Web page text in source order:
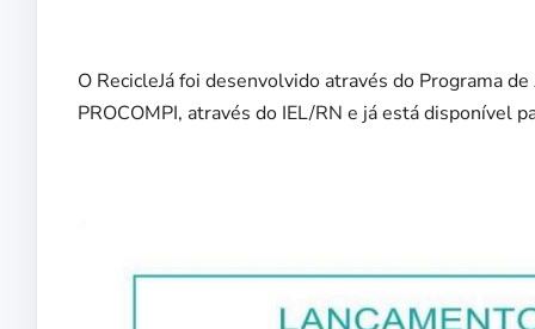
O RecicleJá foi desenvolvido através do Programa
PROCOMPI, através do IEL/RN e já está disponível